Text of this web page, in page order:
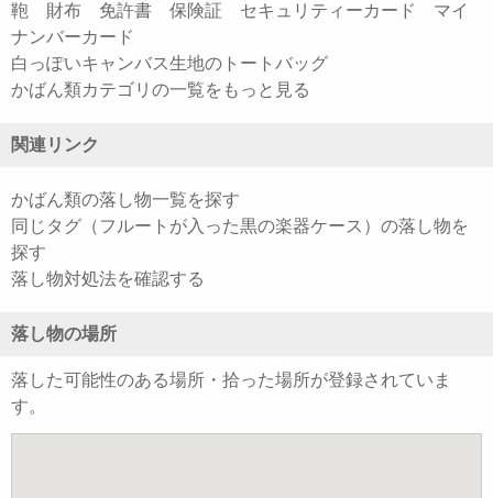
鞄 財布 免許書 保険証 セキュリティーカード マイ
ナンバーカード
白っぽいキャンバス生地のトートバッグ
かばん類カテゴリの一覧をもっと見る
関連リンク
かばん類の落し物一覧を探す
同じタグ（フルートが入った黒の楽器ケース）の落し物を
探す
落し物対処法を確認する
落し物の場所
落した可能性のある場所・拾った場所が登録されていま
す。